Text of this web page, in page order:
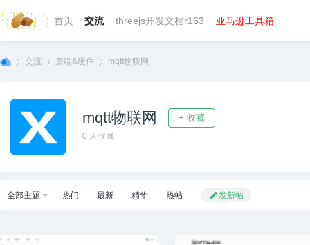
首页 交流 threejs开发文档r163 亚马逊工具箱
交流
›
后端&硬件
›
mqtt物联网
mqtt物联网 + 收藏
0 人收藏
全部主题 热门 最新 精华 热帖 发新帖